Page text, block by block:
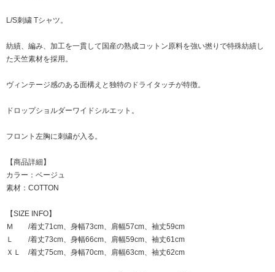
L/S刺繍 Tシャツ。
紡績、編み、加工を一貫して国産の熟成コットン原料を強い撚りで特殊紡績し
た天竺素材を採用。
ヴィンテージ感のある面構えと独特のドライタッチが特徴。
ドロップショルダーワイドシルエット。
フロント左胸に刺繍が入る。
【商品詳細】
カラー：ベージュ
素材：COTTON
【SIZE INFO】
Ｍ /着丈71cm、身幅73cm、肩幅57cm、袖丈59cm
Ｌ /着丈73cm、身幅66cm、肩幅59cm、袖丈61cm
ＸＬ /着丈75cm、身幅70cm、肩幅63cm、袖丈62cm